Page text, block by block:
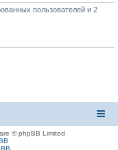
пользователей и 2
© phpBB Limited